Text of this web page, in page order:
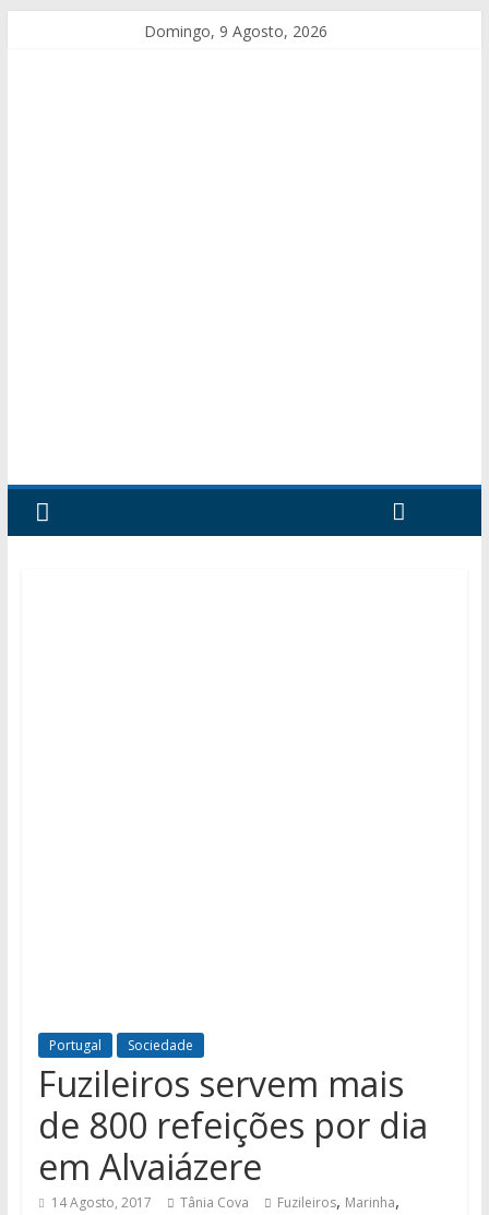
Domingo, 9 Agosto, 2026
Portugal Sociedade
Fuzileiros servem mais
de 800 refeições por dia
em Alvaiázere
14 Agosto, 2017 Tânia Cova Fuzileiros, Marinha,